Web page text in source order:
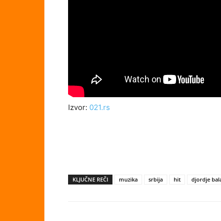
Izvor: 021.rs
KLJUČNE REČI muzika srbija hit djordje